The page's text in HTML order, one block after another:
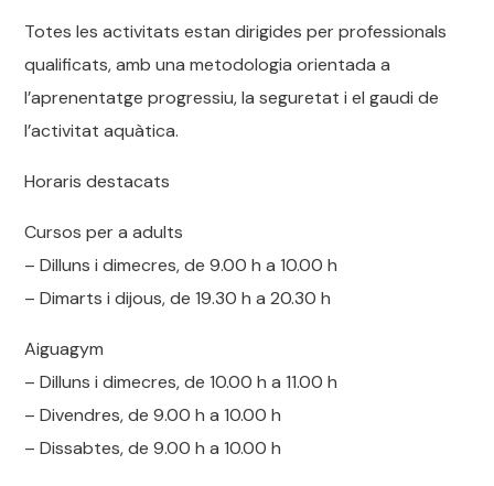
Totes les activitats estan dirigides per professionals
qualificats, amb una metodologia orientada a
l’aprenentatge progressiu, la seguretat i el gaudi de
l’activitat aquàtica.
Horaris destacats
Cursos per a adults
– Dilluns i dimecres, de 9.00 h a 10.00 h
– Dimarts i dijous, de 19.30 h a 20.30 h
Aiguagym
– Dilluns i dimecres, de 10.00 h a 11.00 h
– Divendres, de 9.00 h a 10.00 h
– Dissabtes, de 9.00 h a 10.00 h